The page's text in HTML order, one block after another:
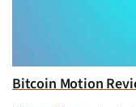
Bitcoin Motion